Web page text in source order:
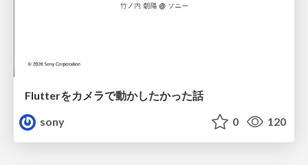
Flutterをカメラで動かしたかった話
sony
0 120